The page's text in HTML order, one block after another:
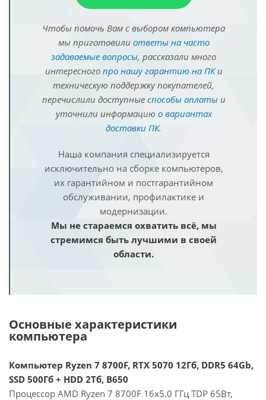
Чтобы помочь Вам с выбором компьютера
мы приготовили ответы на часто
задаваемые вопросы, рассказали много
интересного про нашу гарантию на ПКи
техническую поддержку покупателей,
перечислили доступные способы оплатыи
уточнили информацию о вариантах
доставки ПК.
Наша компания специализируется
исключительно на сборке компьютеров,
их гарантийном и постгарантийном
обслуживании, профилактике и
модернизации.
Мы не стараемся охватить всё, мы
стремимся быть лучшими в своей
области.
Основные характеристики
компьютера
Компьютер Ryzen 7 8700F, RTX 5070 12Гб, DDR5 64Gb,
SSD 500Гб + HDD 2Тб, B650
Процессор AMD Ryzen 7 8700F 16x5.0 ГГц TDP 65Вт,